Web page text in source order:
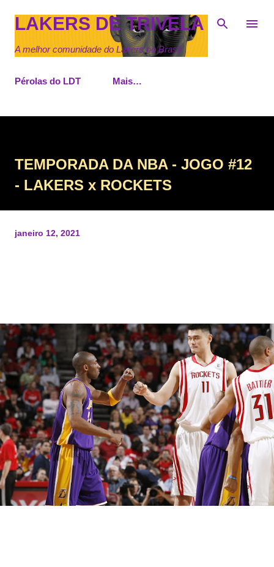
Pular para o conteúdo principal
LAKERS DE TRIVELA
A melhor comunidade do Lakers no Brasil
Pérolas do LDT Mais…
TEMPORADA DA NBA - JOGO #12
- LAKERS x ROCKETS
janeiro 12, 2021